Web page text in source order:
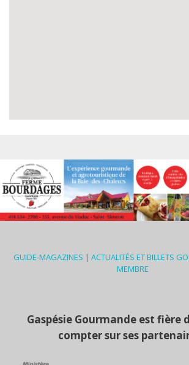
GUIDE-MAGAZINES | ACTUALITÉS ET BILLETS
MEMBRE
Gaspésie Gourmande est fière
compter sur ses